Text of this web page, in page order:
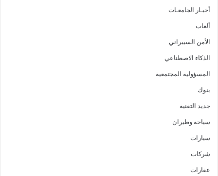
أخبـار الجامعـات
ألعاب
الأمن السيبراني
الذكاء الاصطناعي
المسؤولية المجتمعية
بنوك
جديد التقنية
سياحة وطيران
سيارات
شركات
عقارات